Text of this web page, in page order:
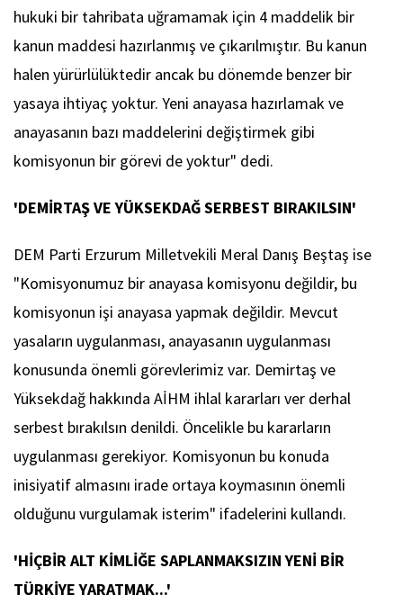
hukuki bir tahribata uğramamak için 4 maddelik bir
kanun maddesi hazırlanmış ve çıkarılmıştır. Bu kanun
halen yürürlülüktedir ancak bu dönemde benzer bir
yasaya ihtiyaç yoktur. Yeni anayasa hazırlamak ve
anayasanın bazı maddelerini değiştirmek gibi
komisyonun bir görevi de yoktur" dedi.
'DEMİRTAŞ VE YÜKSEKDAĞ SERBEST BIRAKILSIN'
DEM Parti Erzurum Milletvekili Meral Danış Beştaş ise
"Komisyonumuz bir anayasa komisyonu değildir, bu
komisyonun işi anayasa yapmak değildir. Mevcut
yasaların uygulanması, anayasanın uygulanması
konusunda önemli görevlerimiz var. Demirtaş ve
Yüksekdağ hakkında AİHM ihlal kararları ver derhal
serbest bırakılsın denildi. Öncelikle bu kararların
uygulanması gerekiyor. Komisyonun bu konuda
inisiyatif almasını irade ortaya koymasının önemli
olduğunu vurgulamak isterim" ifadelerini kullandı.
'HİÇBİR ALT KİMLİĞE SAPLANMAKSIZIN YENİ BİR
TÜRKİYE YARATMAK...'